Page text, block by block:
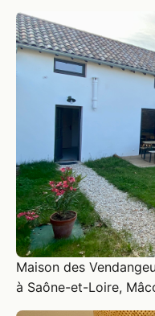
Maison des
à Saône-et-Loire,